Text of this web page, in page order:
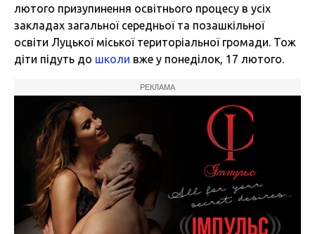
лютого призупинення освітнього процесу в усіх
закладах загальної середньої та позашкільної
освіти Луцької міської територіальної громади. Тож
діти підуть до школи вже у понеділок, 17 лютого.
РЕКЛАМА